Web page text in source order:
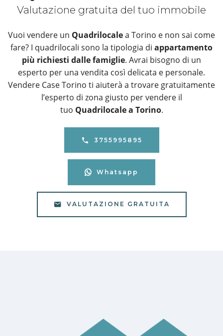
Valutazione gratuita del tuo immobile
Vuoi vendere un Quadrilocalea Torino e non sai come
fare? I quadrilocali sono la tipologia di appartamento
più richiesti dalle famiglie. Avrai bisogno di un
esperto per una vendita così delicata e personale.
Vendere Case Torino ti aiuterà a trovare gratuitamente
l’esperto di zona giusto per vendere il
tuo Quadrilocale a Torino.
3755995895
Whatsapp
VALUTAZIONE GRATUITA